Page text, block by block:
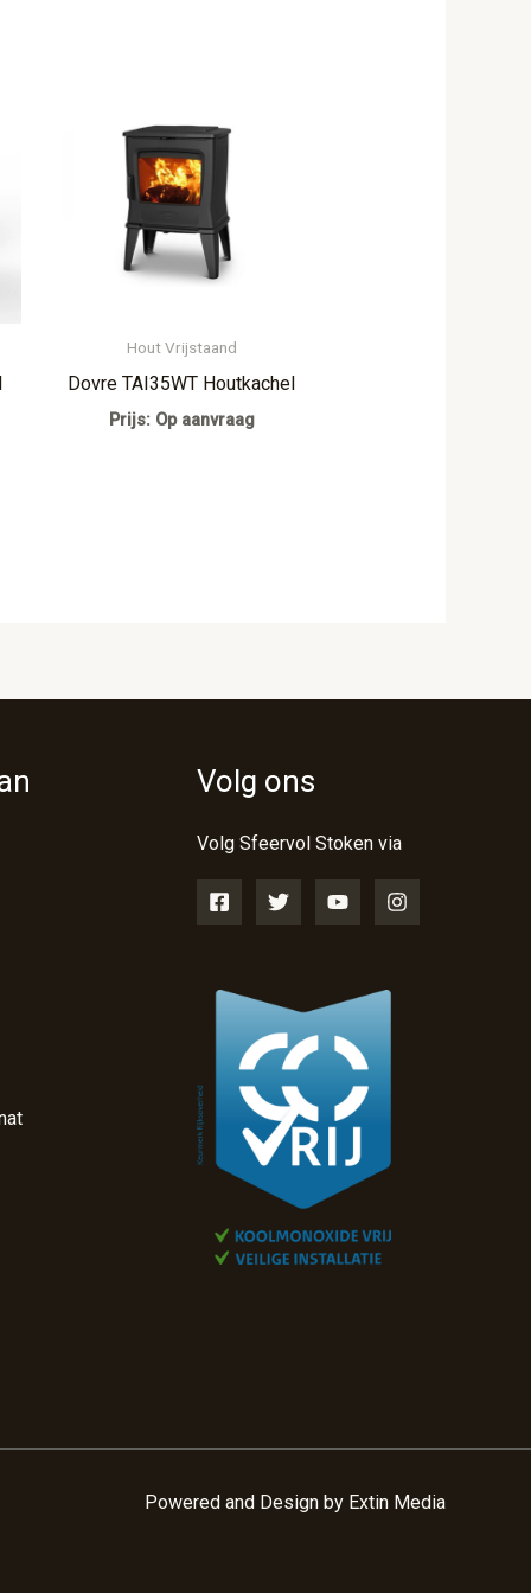
Hout Vrijstaand
Dovre TAI35WT Houtkachel
Prijs: Op aanvraag
Volg ons
Volg Sfeervol Stoken via
Powered and Design by Extin Media